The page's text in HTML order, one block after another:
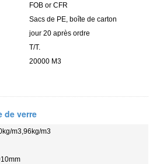
FOB or CFR
Sacs de PE, boîte de carton
jour 20 après ordre
T/T.
20000 M3
de verre
m3,96kg/m3